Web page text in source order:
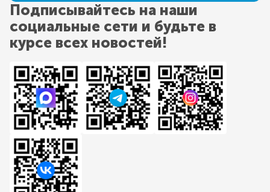
Подписывайтесь на наши
социальные сети и будьте в
курсе всех новостей!